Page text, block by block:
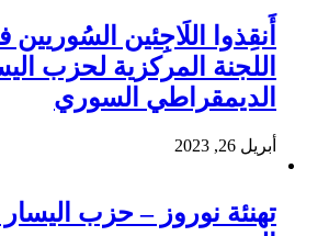
أَنقِذوا اللَاجِئين السُوريين
اللجنة المركزية لحزب
الديمقراطي السوري
أبريل 26, 2023
تهنئة نوروز – حزب